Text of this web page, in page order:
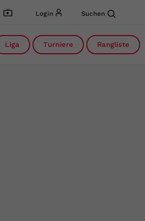
Login Suchen
Liga Turniere Rangliste